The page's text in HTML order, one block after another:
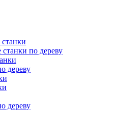
по дереву
дереву
дереву